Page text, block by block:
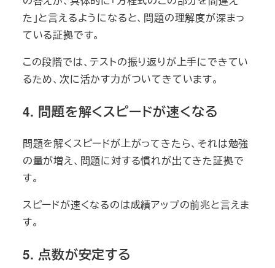
た」と言えるようになると、問題の理解度が深まっ
ている証拠です。
この段階では、テストの振り返りが上手にできてい
るため、次に活かす力がついてきています。
4. 問題を解くスピードが速くなる
問題を解くスピードが上がってきたら、それは勉強
の量が増え、問題に対する慣れが出てきた証拠で
す。
スピードが速くなるのは成績アップの前兆と言えま
す。
5. 点数が安定する